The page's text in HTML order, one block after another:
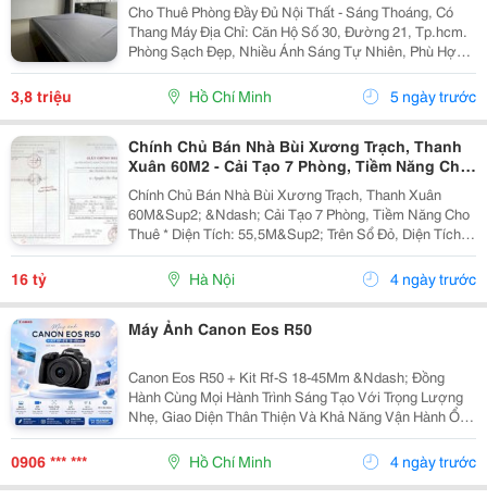
Cho Thuê Phòng Đầy Đủ Nội Thất - Sáng Thoáng, Có
Thang Máy Địa Chỉ: Căn Hộ Số 30, Đường 21, Tp.hcm.
Phòng Sạch Đẹp, Nhiều Ánh Sáng Tự Nhiên, Phù Hợp
Cho 1-2 Người Ở. Chỉ Cần Mang Đồ Cá Nhân Vào Ở
Ngay. Nội Thất Và Tiện Nghi: Giường Và Nệm. Tủ...
3,8 triệu Hồ Chí Minh 5 ngày trước
Chính Chủ Bán Nhà Bùi Xương Trạch, Thanh
Xuân 60M2 - Cải Tạo 7 Phòng, Tiềm Năng Cho
Thuê
Chính Chủ Bán Nhà Bùi Xương Trạch, Thanh Xuân
60M&Sup2; &Ndash; Cải Tạo 7 Phòng, Tiềm Năng Cho
Thuê * Diện Tích: 55,5M&Sup2; Trên Sổ Đỏ, Diện Tích
Thực Tế Khoảng 60M&Sup2;. - Hiện Trạng: Nhà Xây
Kiên Cố, Ban Công Thoáng, Đón Ánh Sáng Tự Nhiên.
16 tỷ Hà Nội 4 ngày trước
Máy Ảnh Canon Eos R50
Canon Eos R50 + Kit Rf-S 18-45Mm &Ndash; Đồng
Hành Cùng Mọi Hành Trình Sáng Tạo Với Trọng Lượng
Nhẹ, Giao Diện Thân Thiện Và Khả Năng Vận Hành Ổn
Định, Canon Eos R50 Mang Đến Trải Nghiệm Chụp Ảnh,
Quay Phim Mượt Mà, Giúp Bạn Dễ Dàng Ghi Lại...
0906 *** *** Hồ Chí Minh 4 ngày trước